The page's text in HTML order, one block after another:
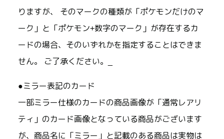
りますが、 そのマークの種類が「ポケモンだけのマ
ーク」と「ポケモン+数字のマーク」が存在するカ
ードの場合、そのいずれかを指定することはできま
せん。 ご了承ください。_
●ミラー表記のカード
一部ミラー仕様のカードの商品画像が「通常レアリ
ティ」のカード画像となっている商品がございます
が、商品名に「ミラー」と記載のある商品は実物は